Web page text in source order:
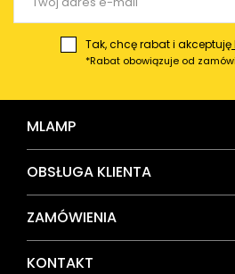
Tak, chcę rabat i akceptuję
*Rabat obowiązuje od
MLAMP
OBSŁUGA KLIENTA
ZAMÓWIENIA
KONTAKT